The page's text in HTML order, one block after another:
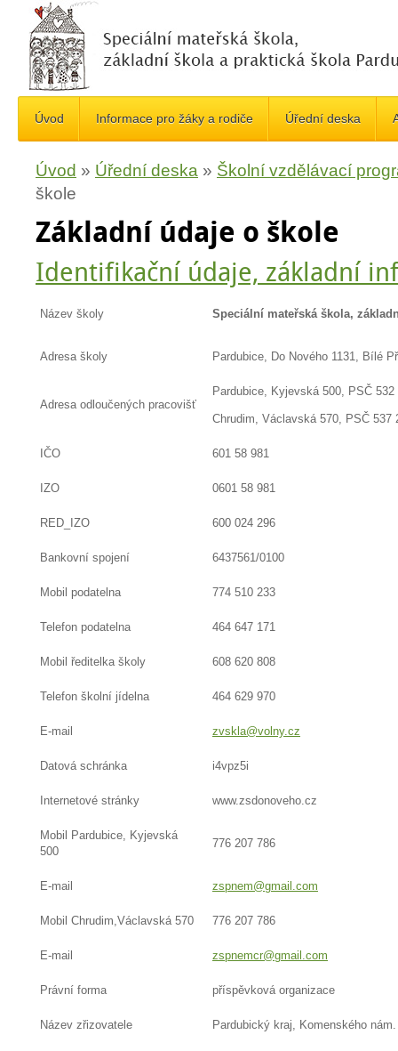
Úvod Informace pro žáky a rodiče Úřední deska
Úvod » Úřední deska » Školní vzdělávací
škole
Základní údaje o škole
Identifikační údaje, základní
Název školy Speciální mateřská škola,
Adresa školy Pardubice, Do Nového 1131, Bílé
Adresa odloučených pracovišť
Pardubice, Kyjevská 500, PSČ
Chrudim, Václavská 570, PSČ 537
IČO 601 58 981
IZO 0601 58 981
RED_IZO 600 024 296
Bankovní spojení 6437561/0100
Mobil podatelna 774 510 233
Telefon podatelna 464 647 171
Mobil ředitelka školy 608 620 808
Telefon školní jídelna 464 629 970
E-mail zvskla@volny.cz
Datová schránka i4vpz5i
Internetové stránky www.zsdonoveho.cz
Mobil Pardubice, Kyjevská
500
776 207 786
E-mail zspnem@gmail.com
Mobil Chrudim,Václavská 570 776 207 786
E-mail zspnemcr@gmail.com
Právní forma příspěvková organizace
Název zřizovatele Pardubický kraj, Komenského